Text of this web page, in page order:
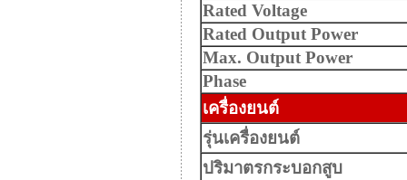
Rated Voltage
Rated Output Power
Max. Output Power
Phase
เครื่องยนต์
รุ่นเครื่องยนต์
ปริมาตรกระบอกสูบ